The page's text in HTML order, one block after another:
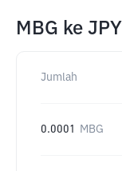
MBG ke JPY
Jumlah
0.0001 MBG